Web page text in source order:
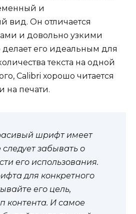
и
вид. Он отличается
и довольно узкими
его идеальным для
текста на одной
Calibri хорошо читается
на печати.
шрифт имеет
забывать о
его использования.
для конкретного
его цель,
контента. И самое